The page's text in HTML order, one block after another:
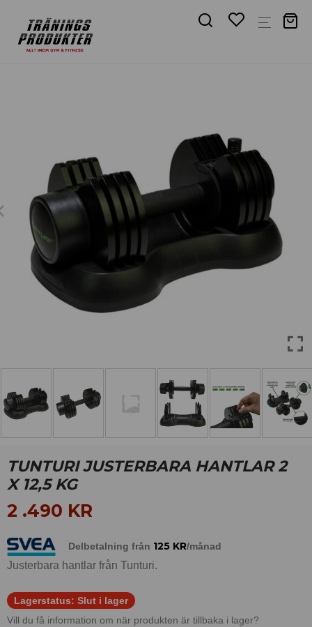
TUNTURI JUSTERBARA HANTLAR 2
X 12,5 KG
2 .490 KR
Delbetalning från 125 KR/månad
Justerbara hantlar från Tunturi.
Lagerstatus: Slut i lager
Vill du få information om när produkten är tillbaka i lager?